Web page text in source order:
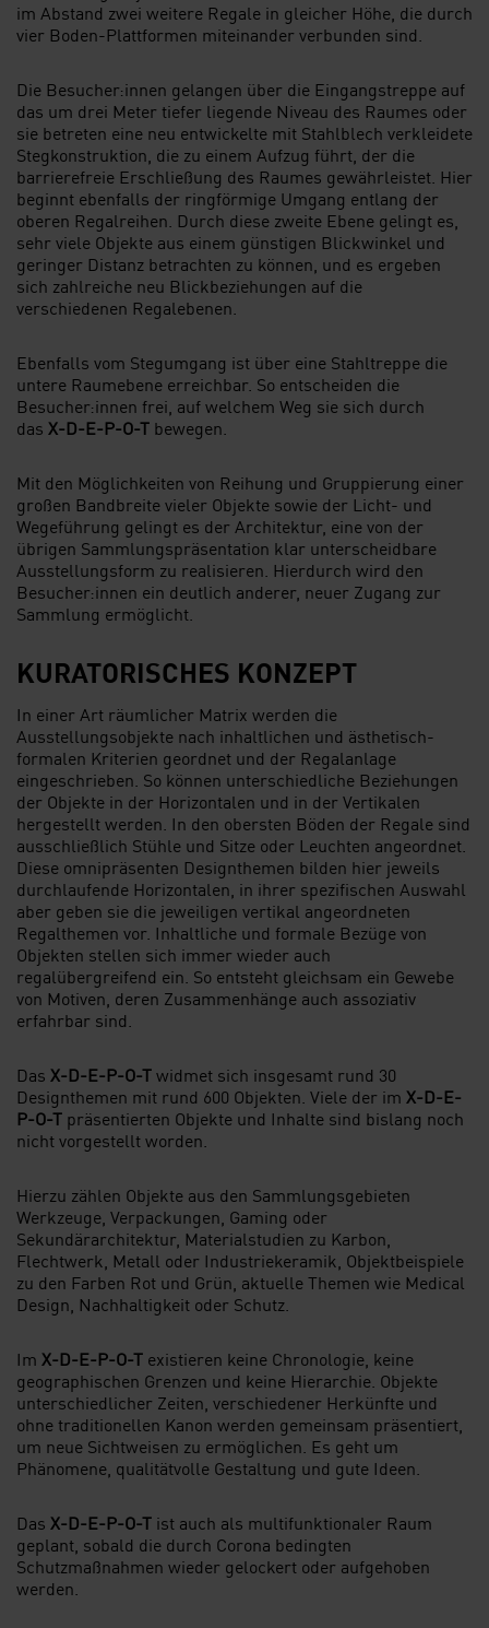
im Abstand zwei weitere Regale in gleicher Höhe, die durch
vier Boden-Plattformen miteinander verbunden sind.
Die Besucher:innen gelangen über die Eingangstreppe auf
das um drei Meter tiefer liegende Niveau des Raumes oder
sie betreten eine neu entwickelte mit Stahlblech verkleidete
Stegkonstruktion, die zu einem Aufzug führt, der die
barrierefreie Erschließung des Raumes gewährleistet. Hier
beginnt ebenfalls der ringförmige Umgang entlang der
oberen Regalreihen. Durch diese zweite Ebene gelingt es,
sehr viele Objekte aus einem günstigen Blickwinkel und
geringer Distanz betrachten zu können, und es ergeben
sich zahlreiche neu Blickbeziehungen auf die
verschiedenen Regalebenen.
Ebenfalls vom Stegumgang ist über eine Stahltreppe die
untere Raumebene erreichbar. So entscheiden die
Besucher:innen frei, auf welchem Weg sie sich durch
das X-D-E-P-O-T bewegen.
Mit den Möglichkeiten von Reihung und Gruppierung einer
großen Bandbreite vieler Objekte sowie der Licht- und
Wegeführung gelingt es der Architektur, eine von der
übrigen Sammlungspräsentation klar unterscheidbare
Ausstellungsform zu realisieren. Hierdurch wird den
Besucher:innen ein deutlich anderer, neuer Zugang zur
Sammlung ermöglicht.
KURATORISCHES KONZEPT
In einer Art räumlicher Matrix werden die
Ausstellungsobjekte nach inhaltlichen und ästhetisch-
formalen Kriterien geordnet und der Regalanlage
eingeschrieben. So können unterschiedliche Beziehungen
der Objekte in der Horizontalen und in der Vertikalen
hergestellt werden. In den obersten Böden der Regale sind
ausschließlich Stühle und Sitze oder Leuchten angeordnet.
Diese omnipräsenten Designthemen bilden hier jeweils
durchlaufende Horizontalen, in ihrer spezifischen Auswahl
aber geben sie die jeweiligen vertikal angeordneten
Regalthemen vor. Inhaltliche und formale Bezüge von
Objekten stellen sich immer wieder auch
regalübergreifend ein. So entsteht gleichsam ein Gewebe
von Motiven, deren Zusammenhänge auch assoziativ
erfahrbar sind.
Das X-D-E-P-O-Twidmet sich insgesamt rund 30
Designthemen mit rund 600 Objekten. Viele der im X-D-E-
P-O-T präsentierten Objekte und Inhalte sind bislang noch
nicht vorgestellt worden.
Hierzu zählen Objekte aus den Sammlungsgebieten
Werkzeuge, Verpackungen, Gaming oder
Sekundärarchitektur, Materialstudien zu Karbon,
Flechtwerk, Metall oder Industriekeramik, Objektbeispiele
zu den Farben Rot und Grün, aktuelle Themen wie Medical
Design, Nachhaltigkeit oder Schutz.
Im X-D-E-P-O-T existieren keine Chronologie, keine
geographischen Grenzen und keine Hierarchie. Objekte
unterschiedlicher Zeiten, verschiedener Herkünfte und
ohne traditionellen Kanon werden gemeinsam präsentiert,
um neue Sichtweisen zu ermöglichen. Es geht um
Phänomene, qualitätvolle Gestaltung und gute Ideen.
Das X-D-E-P-O-T ist auch als multifunktionaler Raum
geplant, sobald die durch Corona bedingten
Schutzmaßnahmen wieder gelockert oder aufgehoben
werden.